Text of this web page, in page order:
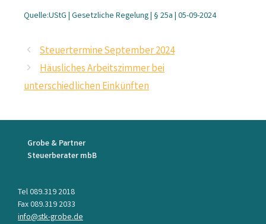
Quelle:UStG | Gesetzliche Regelung | § 25a | 05-09-2024
Steuertermine September 2024
Häusliches Arbeitszimmer bei
unterschiedlichen Einkünften
Grobe & Partner
Steuerberater mbB
Tel 089.319 2018
Fax 089.319 2033
info@stk-grobe.de